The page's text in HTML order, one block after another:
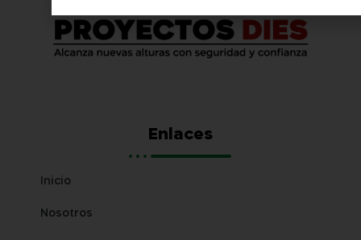
Enlaces
Inicio
Nosotros